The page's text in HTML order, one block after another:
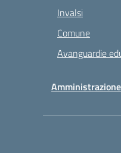
Invalsi
Comune
Avanguardie